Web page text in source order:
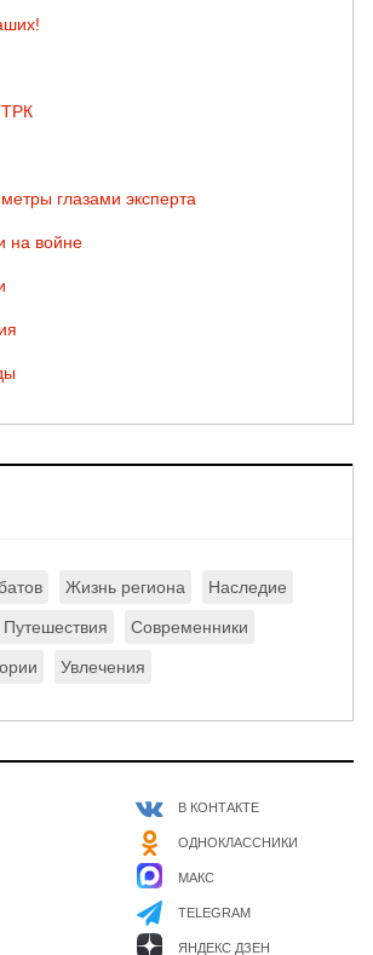
глазами эксперта
на войне
Жизнь региона Наследие
Путешествия Современники
Увлечения
В КОНТАКТЕ
ОДНОКЛАССНИКИ
МАКС
TELEGRAM
ЯНДЕКС ДЗЕН